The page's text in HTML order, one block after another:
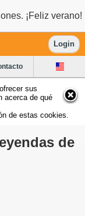
¡Feliz verano!
Login
sus
acerca de qué
de estas cookies.
de